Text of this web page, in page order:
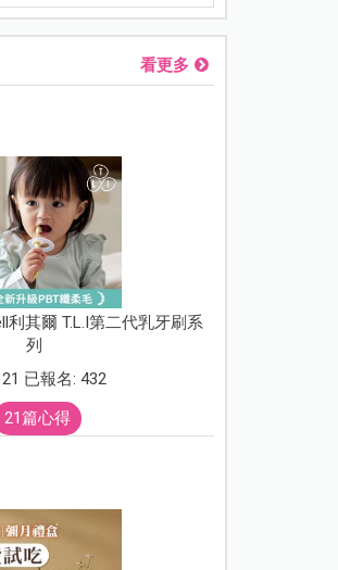
看更多
利其爾 T.L.I第二代乳牙刷系
列
已報名: 432
21篇心得